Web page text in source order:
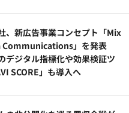
、新広告事業コンセプト「Mix
Communications」を発表
デジタル指標化や効果検証ツ
SCORE」も導入へ